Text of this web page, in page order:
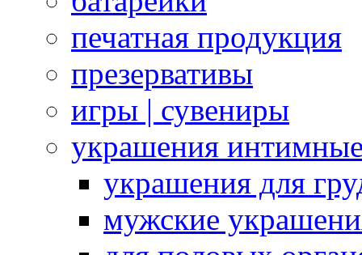
печатная продукция
презервативы
игры | сувениры
украшения
украшения для
мужские